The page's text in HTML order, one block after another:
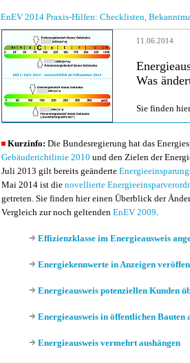
EnEV 2014 Praxis-Hilfen: Checklisten,
11.06.2014
Was
Sie finden
Kurzinfo: Die Bundesregierung hat das
Gebäuderichtlinie 2010 und den Zielen der
Juli 2013 gilt bereits geänderte
Mai 2014 ist die novellierte
getreten. Sie finden hier einen Überblick der
Vergleich zur noch geltenden EnEV 2009.
Effizienzklasse im Energieausweis
Energiekennwerte in Anzeigen
Energieausweis potenziellen Kunden
Energieausweis in öffentlichen Bauten
Energieausweis vermehrt aushängen